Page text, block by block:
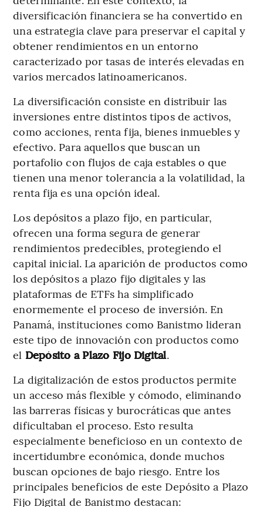
diversificación financiera se ha convertido en
una estrategia clave para preservar el capital y
obtener rendimientos en un entorno
caracterizado por tasas de interés elevadas en
varios mercados latinoamericanos.
La diversificación consiste en distribuir las
inversiones entre distintos tipos de activos,
como acciones, renta fija, bienes inmuebles y
efectivo. Para aquellos que buscan un
portafolio con flujos de caja estables o que
tienen una menor tolerancia a la volatilidad, la
renta fija es una opción ideal.
Los depósitos a plazo fijo, en particular,
ofrecen una forma segura de generar
rendimientos predecibles, protegiendo el
capital inicial. La aparición de productos como
los depósitos a plazo fijo digitales y las
plataformas de ETFs ha simplificado
enormemente el proceso de inversión. En
Panamá, instituciones como Banistmo lideran
este tipo de innovación con productos como
el Depósito a Plazo Fijo Digital.
La digitalización de estos productos permite
un acceso más flexible y cómodo, eliminando
las barreras físicas y burocráticas que antes
dificultaban el proceso. Esto resulta
especialmente beneficioso en un contexto de
incertidumbre económica, donde muchos
buscan opciones de bajo riesgo. Entre los
principales beneficios de este Depósito a Plazo
Fijo Digital de Banistmo destacan: